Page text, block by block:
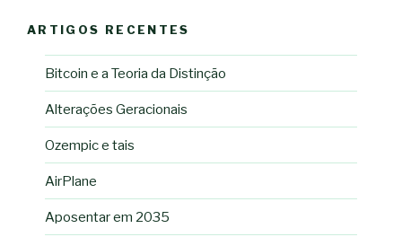
ARTIGOS RECENTES
Bitcoin e a Teoria da Distinção
Alterações Geracionais
Ozempic e tais
AirPlane
Aposentar em 2035